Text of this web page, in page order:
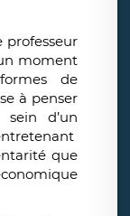
professeur
moment
de
à penser
sein d’un
que